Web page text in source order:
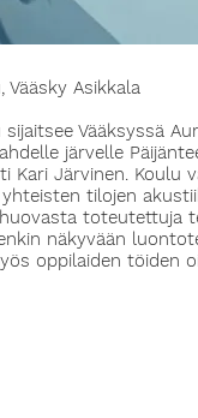
Asikkala
Vääksyssä
järvelle
Kari Järvinen. Koulu
tilojen
toteutettuja
näkyvään
oppilaiden töiden